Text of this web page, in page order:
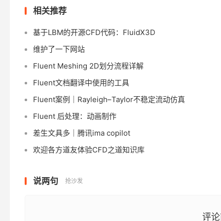
相关推荐
基于LBM的开源CFD代码：FluidX3D
维护了一下网站
Fluent Meshing 2D划分流程详解
Fluent文档翻译中使用的工具
Fluent案例｜Rayleigh–Taylor不稳定流动仿真
Fluent 后处理：动画制作
差生文具多｜腾讯ima copilot
欢迎各方道友体验CFD之道知识库
说两句 抢沙发
评论